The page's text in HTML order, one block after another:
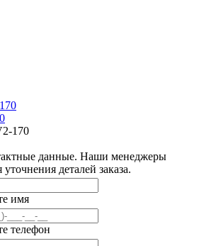
170
данные. Наши менеджеры
деталей заказа.
имя
телефон